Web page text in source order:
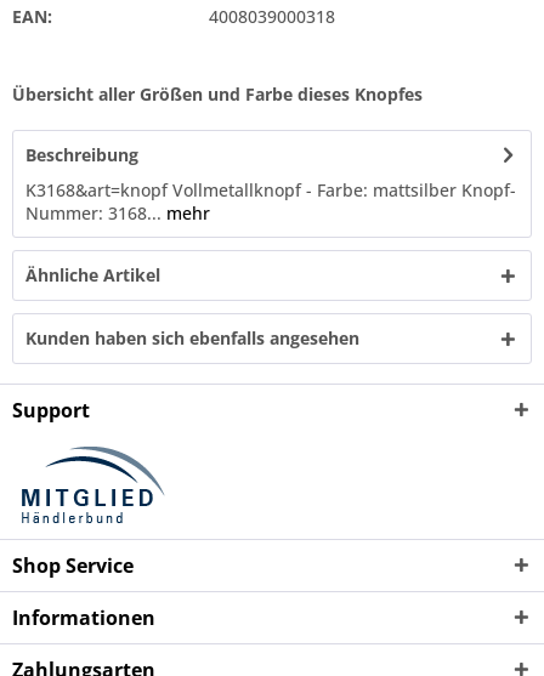
EAN:
4008039000318
Übersicht aller Größen und Farbe dieses Knopfes
Beschreibung
K3168&art=knopf Vollmetallknopf - Farbe: mattsilber Knopf-
Nummer: 3168... mehr
Ähnliche Artikel
Kunden haben sich ebenfalls angesehen
Support
Shop Service
Informationen
Zahlungsarten